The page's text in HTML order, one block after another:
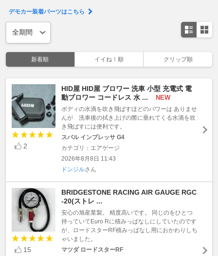
デモカー装着パーツはこちら
新着順 イイね！順 クリップ順
2
HID屋 HID屋 ブロワー 洗車 小型 充電式 電
動ブロワー コードレス 水 ...
NEW
ボディの水滴を吹き飛ばすほどのパワーは ありませ
んが 洗車後の拭き上げの際に垂れてくる水滴を吹
き飛ばすには便利です。
スバル インプレッサ G4
カテゴリ：エアゲージ
2026年8月8日 11:43
ドンジルさん
15
BRIDGESTONE RACING AIR GAUGE RGC
-20(ストレ ...
安心の旭産業製。 精度高いです。 同じのをひとつ
持っていてEuro Rに積みっぱなしにしていたのです
が、ロードスターRF積みっぱなし用におかわりしち
ゃいました。
マツダ ロードスターRF